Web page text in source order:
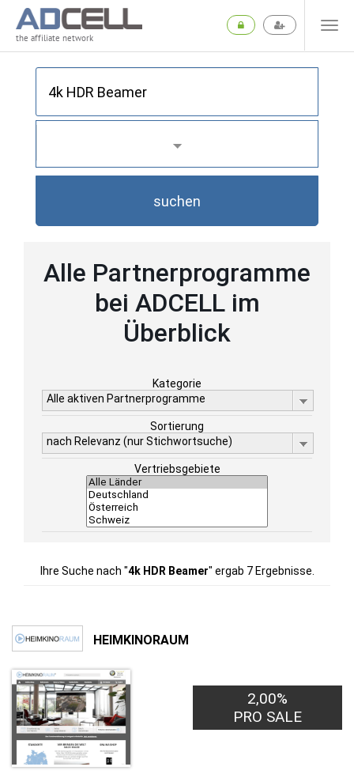
the affiliate network
suchen
Alle Partnerprogramme
bei ADCELL im
Überblick
Kategorie
Alle aktiven Partnerprogramme
Sortierung
nach Relevanz (nur Stichwortsuche)
Vertriebsgebiete
Ihre Suche nach "4k HDR Beamer" ergab 7 Ergebnisse.
HEIMKINORAUM
2,00%
PRO SALE